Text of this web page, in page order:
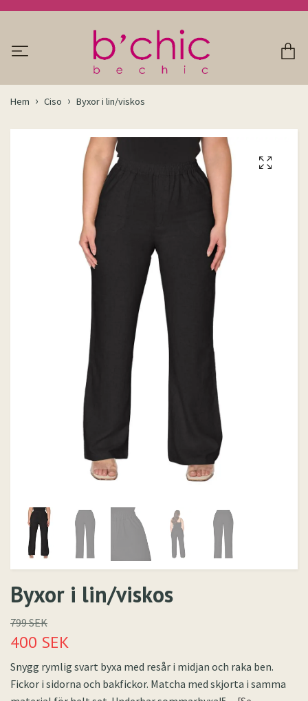
Hem Ciso Byxor i lin/viskos
Byxor i lin/viskos
799 SEK
400 SEK
Snygg rymlig svart byxa med resår i midjan och raka ben.
Fickor i sidorna och bakfickor. Matcha med skjorta i samma